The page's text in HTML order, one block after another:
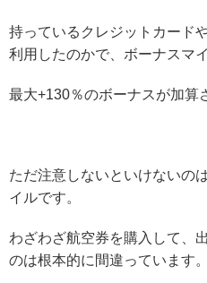
持っているクレジットカード
利用したのかで、ボーナスマ
最大+130％のボーナスが加算
ただ注意しないといけないの
イルです。
わざわざ航空券を購入して、
のは根本的に間違っています。